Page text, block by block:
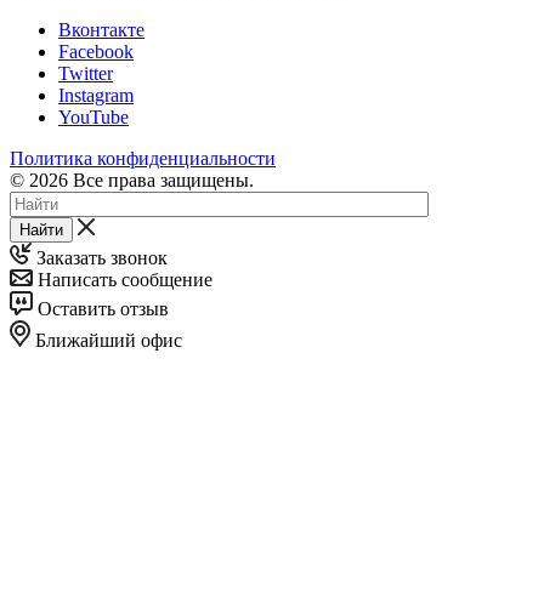
Вконтакте
Facebook
Twitter
Instagram
YouTube
Политика конфиденциальности
© 2026 Все права защищены.
Найти
Заказать звонок
Написать сообщение
Оставить отзыв
Ближайший офис